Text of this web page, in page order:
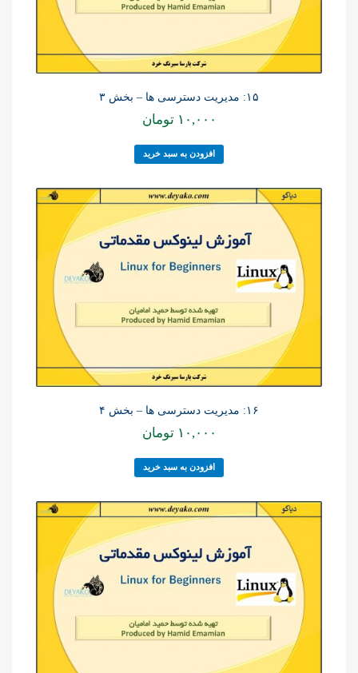
۱۵: مدیریت دسترسی ها – بخش ۳
۱۰,۰۰۰ تومان
افزودن به سبد خرید
۱۶: مدیریت دسترسی ها – بخش ۴
۱۰,۰۰۰ تومان
افزودن به سبد خرید